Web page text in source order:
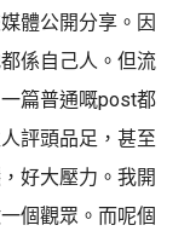
體公開分享。因
係自己人。但流
篇普通嘅post都
評頭品足，甚至
好大壓力。我開
個觀眾。而呢個